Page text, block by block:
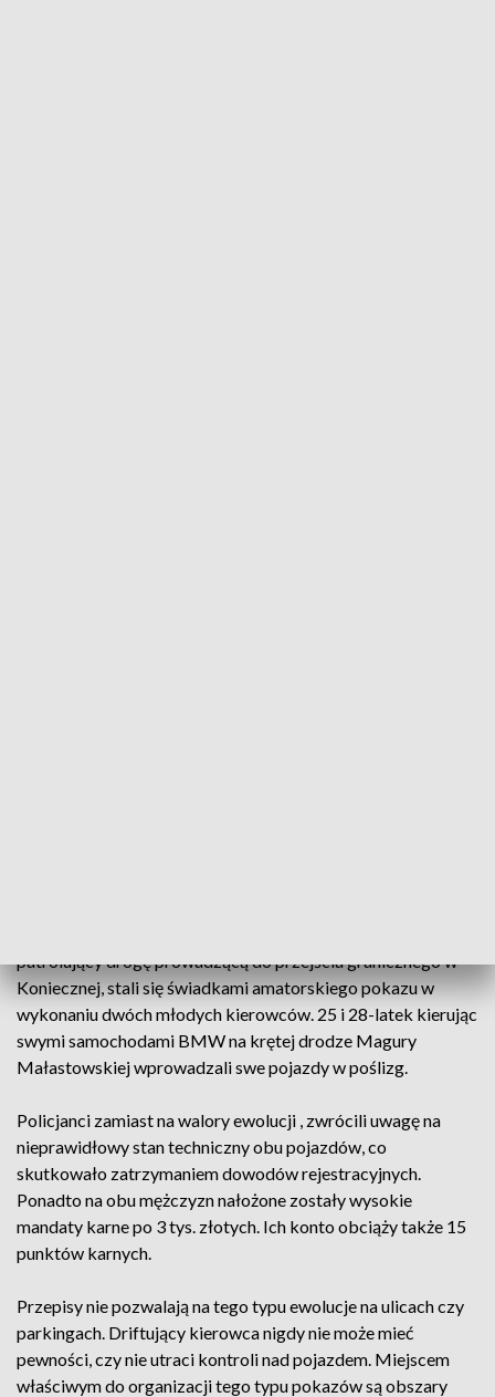
patrolujący drogę prowadzącą do przejścia granicznego w
Koniecznej, stali się świadkami amatorskiego pokazu w
wykonaniu dwóch młodych kierowców. 25 i 28-latek kierując
swymi samochodami BMW na krętej drodze Magury
Małastowskiej wprowadzali swe pojazdy w poślizg.
Policjanci zamiast na walory ewolucji , zwrócili uwagę na
nieprawidłowy stan techniczny obu pojazdów, co
skutkowało zatrzymaniem dowodów rejestracyjnych.
Ponadto na obu mężczyzn nałożone zostały wysokie
mandaty karne po 3 tys. złotych. Ich konto obciąży także 15
punktów karnych.
Przepisy nie pozwalają na tego typu ewolucje na ulicach czy
parkingach. Driftujący kierowca nigdy nie może mieć
pewności, czy nie utraci kontroli nad pojazdem. Miejscem
właściwym do organizacji tego typu pokazów są obszary